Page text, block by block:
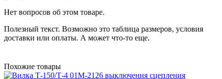
Нет вопросов об этом товаре.
Полезный текст. Возможно это таблица размеров, условия
доставки или оплаты. А может что-то еще.
Похожие товары